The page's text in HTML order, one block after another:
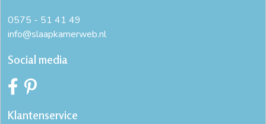
0575 - 51 41 49
info@slaapkamerweb.nl
Social media
Klantenservice